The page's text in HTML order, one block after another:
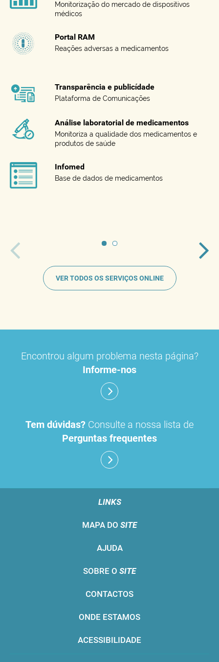
Monitorização do mercado de dispositivos
médicos
Portal RAM
Reações adversas a medicamentos
Transparência e publicídade
Plataforma de Comunicações
Análise laboratorial de medicamentos
Monitoriza a qualidade dos medicamentos e
produtos de saúde
Infomed
Base de dados de medicamentos
VER TODOS OS SERVIÇOS ONLINE
Encontrou algum problema nesta página?
Informe-nos
Tem dúvidas? Consulte a nossa lista de
Perguntas frequentes
LINKS
MAPA DO SITE
AJUDA
SOBRE O SITE
CONTACTOS
ONDE ESTAMOS
ACESSIBILIDADE